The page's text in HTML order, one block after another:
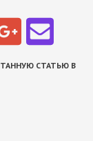
СТАТЬЮ В